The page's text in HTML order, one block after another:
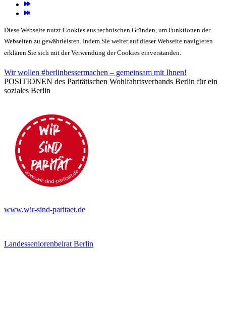
Diese Webseite nutzt Cookies aus technischen Gründen, um Funktionen der
Webseiten zu gewährleisten. Indem Sie weiter auf dieser Webseite navigieren
erklären Sie sich mit der Verwendung der Cookies einverstanden.
Wir wollen #berlinbessermachen – gemeinsam mit Ihnen!
POSITIONEN des Paritätischen Wohlfahrtsverbands Berlin für ein
soziales Berlin
www.wir-sind-paritaet.de
Landesseniorenbeirat Berlin